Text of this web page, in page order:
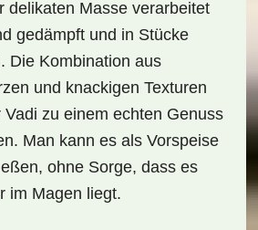
delikaten Masse verarbeitet
gedämpft und in Stücke
Die Kombination aus
und knackigen Texturen
zu einem echten Genuss
Man kann es als Vorspeise
ohne Sorge, dass es
im Magen liegt.